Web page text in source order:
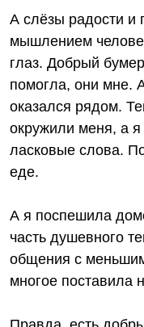
А слёзы радости и
мышлением
глаз. Добрый
помогла, они мне.
оказался рядом.
окружили меня, а я
ласковые слова.
еде.
А я поспешила
часть душевного
общения с
многое поставила